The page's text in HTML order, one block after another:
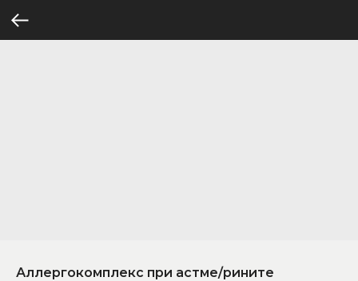
Аллергокомплекс при астме/рините